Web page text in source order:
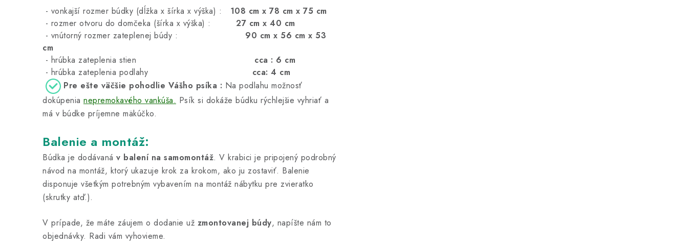
- vonkajší rozmer búdky (dĺžka x šírka x výška) : 108 cm x 78 cm x 75 cm
- rozmer otvoru do domčeka (šírka x výška) : 27 cm x 40 cm
- vnútorný rozmer zateplenej búdy : 90 cm x 56 cm x 53
cm
- hrúbka zateplenia stien
cca : 6 cm
- hrúbka zateplenia podlahy
cca: 4 cm
Pre ešte väčšie pohodlie Vášho psíka : Na podlahu možnosť
dokúpenia nepremokavého vankúša. Psík si dokáže búdku rýchlejšie vyhriať a
má v búdke príjemne mäkúčko.
Balenie a montáž:
Búdka je dodávaná v balení na samomontáž. V krabici je pripojený podrobný
návod na montáž, ktorý ukazuje krok za krokom, ako ju zostaviť. Balenie
disponuje všetkým potrebným vybavením na montáž nábytku pre zvieratko
(skrutky atď.).
V prípade, že máte záujem o dodanie už zmontovanej búdy, napíšte nám to
objednávky. Radi vám vyhovieme.